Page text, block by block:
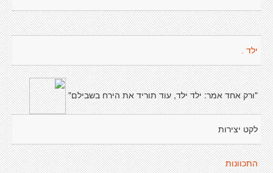
ילד .
"ורק אחד אמר: ילד ילד, עוד תוריד את הירח בשבילם"
לקט יצירות
התכוונות